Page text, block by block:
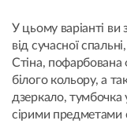
У цьому варіанті ви
від сучасної
Стіна,
білого кольору, а
дзеркало, тумбочка
сірими предметами